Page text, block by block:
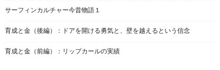
サーフィンカルチャー今昔物語１
育成と金（後編）：ドアを開ける勇気と、壁を越えるという信念
育成と金（前編）：リップカールの実績